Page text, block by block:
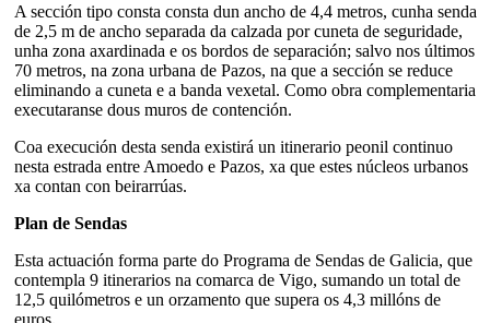
A sección tipo consta consta dun ancho de 4,4 metros, cunha senda
de 2,5 m de ancho separada da calzada por cuneta de seguridade,
unha zona axardinada e os bordos de separación; salvo nos últimos
70 metros, na zona urbana de Pazos, na que a sección se reduce
eliminando a cuneta e a banda vexetal. Como obra complementaria
executaranse dous muros de contención.
Coa execución desta senda existirá un itinerario peonil continuo
nesta estrada entre Amoedo e Pazos, xa que estes núcleos urbanos
xa contan con beirarrúas.
Plan de Sendas
Esta actuación forma parte do Programa de Sendas de Galicia, que
contempla 9 itinerarios na comarca de Vigo, sumando un total de
12,5 quilómetros e un orzamento que supera os 4,3 millóns de
euros.